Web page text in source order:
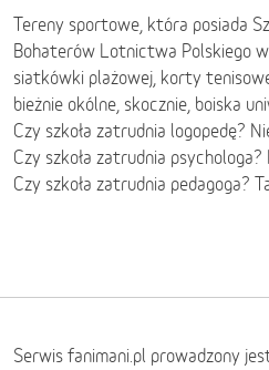
Tereny sportowe, która posiada
Bohaterów Lotnictwa Polskiego
siatkówki plażowej, korty
bieżnie okólne, skocznie, boiska
Czy szkoła zatrudnia logopedę?
Czy szkoła zatrudnia psychologa?
Czy szkoła zatrudnia pedagoga?
Serwis fanimani.pl prowadzony